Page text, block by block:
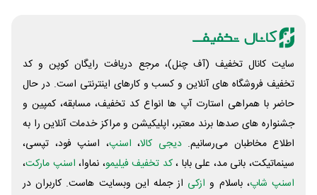
سایت کانال تخفیف (آف چنل)، مرجع دریافت رایگان کوپن و کد
تخفیف فروشگاه های آنلاین و کسب و‌ کارهای اینترنتی است. در حال
حاضر با همراهی استارت آپ ها انواع کد تخفیف، مسابقه، کمپین و
جشنواره های صدها برند معتبر، اپلیکیشن و مراکز خدمات آنلاین را به
اطلاع مخاطبان می‌رسانیم. دیجی کالا، اسنپ، اسنپ فود، تپسی،
سینماتیکت، بانی مد، علی‌ بابا ،کد تخفیف فیلیمو، نماوا، اسنپ مارکت،
اسنپ شاپ، باسلام و ازکی از جمله این وبسایت ‌هاست. کاربران در